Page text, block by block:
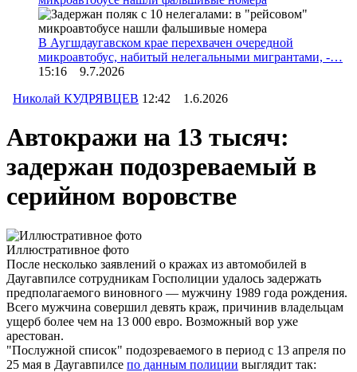
В Аугшдаугавском крае перехвачен очередной
микроавтобус, набитый нелегальными мигрантами, -…
15:16 9.7.2026
Николай КУДРЯВЦЕВ 12:42 1.6.2026
Автокражи на 13 тысяч:
задержан подозреваемый в
серийном воровстве
Иллюстративное фото
После несколько заявлений о кражах из автомобилей в
Даугавпилсе сотрудникам Госполиции удалось задержать
предполагаемого виновного — мужчину 1989 года рождения.
Всего мужчина совершил девять краж, причинив владельцам
ущерб более чем на 13 000 евро. Возможный вор уже
арестован.
"Послужной список" подозреваемого в период с 13 апреля по
25 мая в Даугавпилсе по данным полиции выглядит так: